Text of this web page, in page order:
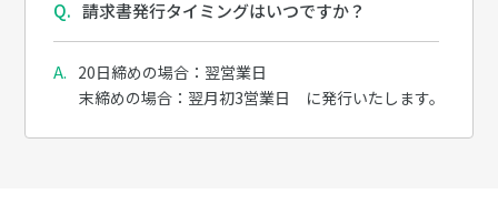
請求書発行タイミングはいつですか？
20日締めの場合：翌営業日
末締めの場合：翌月初3営業日 に発行いたします。